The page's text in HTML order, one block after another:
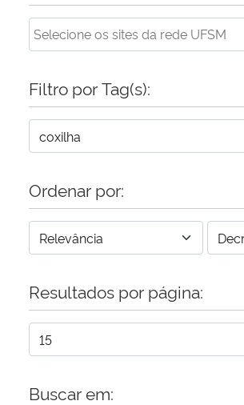
Filtro por Tag(s):
Ordenar por:
Resultados por página:
Buscar em: